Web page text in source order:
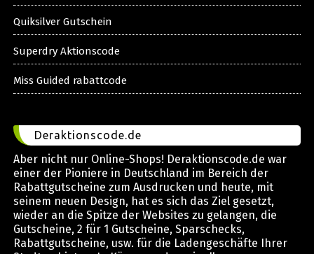
Quiksilver Gutschein
Superdry Aktionscode
Miss Guided rabattcode
Deraktionscode.de
Aber nicht nur Online-Shops! Deraktionscode.de war
einer der Pioniere in Deutschland im Bereich der
Rabattgutscheine zum Ausdrucken und heute, mit
seinem neuen Design, hat es sich das Ziel gesetzt,
wieder an die Spitze der Websites zu gelangen, die
Gutscheine, 2 für 1 Gutscheine, Sparschecks,
Rabattgutscheine, usw. für die Ladengeschäfte Ihrer